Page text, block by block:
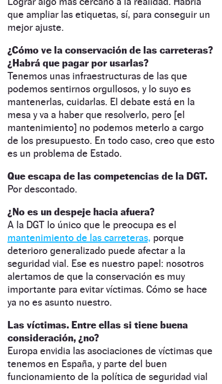
que ampliar las etiquetas, sí, para conseguir un
mejor ajuste.
¿Cómo ve la conservación de las carreteras?
¿Habrá que pagar por usarlas?
Tenemos unas infraestructuras de las que
podemos sentirnos orgullosos, y lo suyo es
mantenerlas, cuidarlas. El debate está en la
mesa y va a haber que resolverlo, pero [el
mantenimiento] no podemos meterlo a cargo
de los presupuesto. En todo caso, creo que esto
es un problema de Estado.
Que escapa de las competencias de la DGT.
Por descontado.
¿No es un despeje hacia afuera?
A la DGT lo único que le preocupa es el
mantenimiento de las carreteras, porque
deterioro generalizado puede afectar a la
seguridad vial. Ese es nuestro papel: nosotros
alertamos de que la conservación es muy
importante para evitar víctimas. Cómo se hace
ya no es asunto nuestro.
Las víctimas. Entre ellas si tiene buena
consideración, ¿no?
Europa envidia las asociaciones de víctimas que
tenemos en España, y parte del buen
funcionamiento de la política de seguridad vial